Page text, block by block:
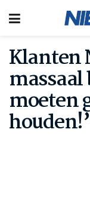
Klanten
moeten